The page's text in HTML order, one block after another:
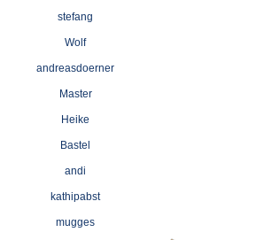
stefang
Wolf
andreasdoerner
Master
Heike
Bastel
andi
kathipabst
mugges